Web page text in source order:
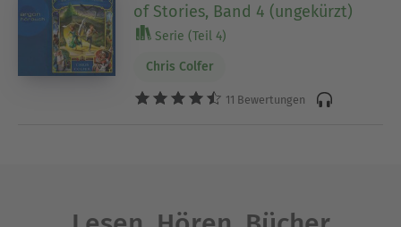
of Stories, Band 4 (ungekürzt)
Serie (Teil 4)
Chris Colfer
11 Bewertungen